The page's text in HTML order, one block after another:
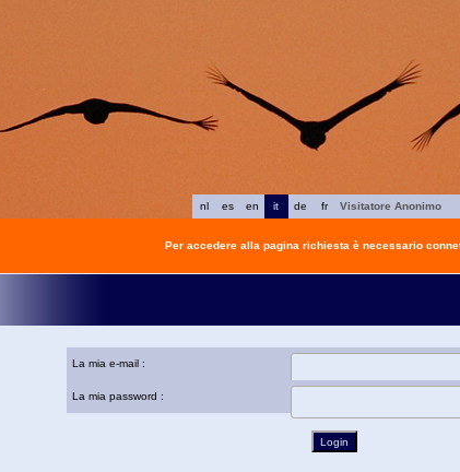
fr
de
it
en
es
nl
Visitatore Anonimo
Per accedere alla pagina richiesta è necessario
La mia e-mail :
La mia password :